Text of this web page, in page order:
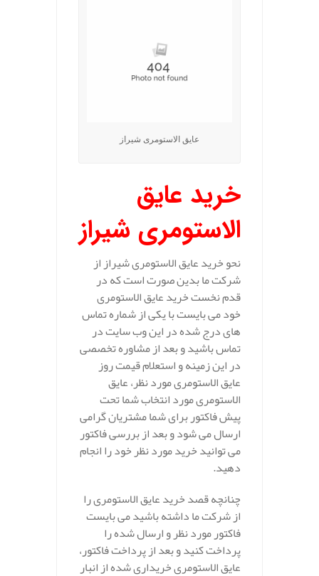
عایق الاستومری شیراز
خرید عایق
الاستومری شیراز
نحو خرید عایق الاستومری شیراز از
شرکت ما بدین صورت است که در
قدم نخست خرید عایق الاستومری
خود می بایست با یکی از شماره تماس
های درج شده در این وب سایت در
تماس باشید و بعد از مشاوره تخصصی
در این زمینه و استعلام قیمت روز
عایق الاستومری مورد نظر، عایق
الاستومری مورد انتخاب شما تحت
پیش فاکتور برای شما مشتریان گرامی
ارسال می شود و بعد از بررسی فاکتور
می توانید خرید مورد نظر خود را انجام
دهید.
چنانچه قصد خرید عایق الاستومری را
از شرکت ما داشته باشید می بایست
فاکتور مورد نظر و ارسال شده را
پرداخت کنید و بعد از پرداخت فاکتور،
عایق الاستومری خریداری شده از انبار